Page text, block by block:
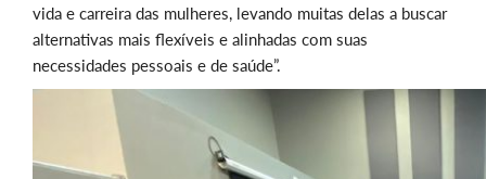
vida e carreira das mulheres, levando muitas delas a buscar
alternativas mais flexíveis e alinhadas com suas
necessidades pessoais e de saúde”.